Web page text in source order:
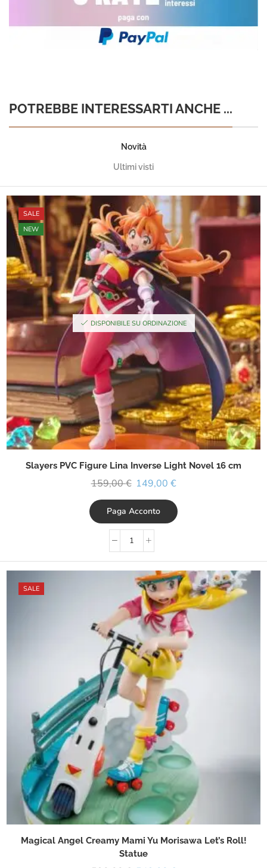
POTREBBE INTERESSARTI ANCHE ...
Novità
Ultimi visti
SALE
NEW
DISPONIBILE SU ORDINAZIONE
Slayers PVC Figure Lina Inverse Light Novel 16 cm
159,00€ 149,00 €
Paga Acconto
SALE
Magical Angel Creamy Mami Yu Morisawa Let’s Roll!
Statue